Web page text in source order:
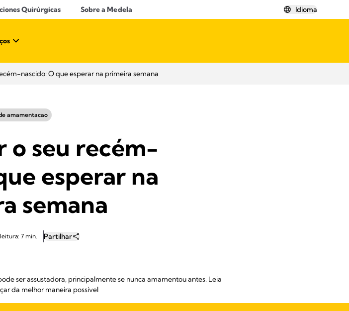
Quirúrgicas Sobre a Medela Idioma
nascido: O que esperar na primeira semana
amamentacao
o seu recém-
esperar na
semana
7 min. Partilhar
ser assustadora, principalmente se nunca amamentou antes. Leia
da melhor maneira possível